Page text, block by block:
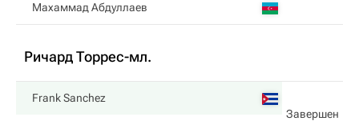
Махаммад Абдуллаев
Ричард Торрес-мл.
Frank Sanchez
Завершен